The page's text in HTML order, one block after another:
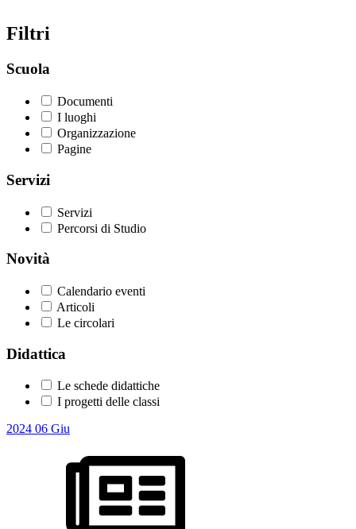
Filtri
Scuola
Documenti
I luoghi
Organizzazione
Pagine
Servizi
Servizi
Percorsi di Studio
Novità
Calendario eventi
Articoli
Le circolari
Didattica
Le schede didattiche
I progetti delle classi
2024 06 Giu